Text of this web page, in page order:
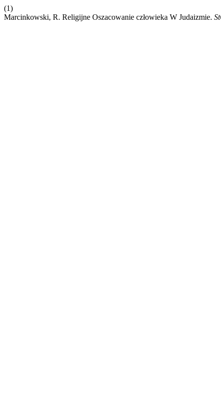
(1)
Marcinkowski, R. Religijne Oszacowanie człowieka W Judaizmie.